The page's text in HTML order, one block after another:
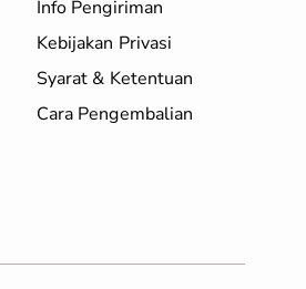
Info Pengiriman
Kebijakan Privasi
Syarat & Ketentuan
Cara Pengembalian